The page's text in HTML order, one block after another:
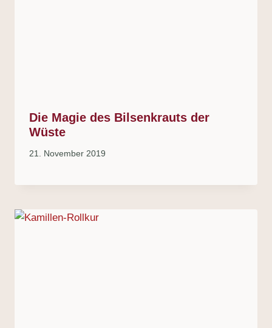
Die Magie des Bilsenkrauts der
Wüste
21. November 2019